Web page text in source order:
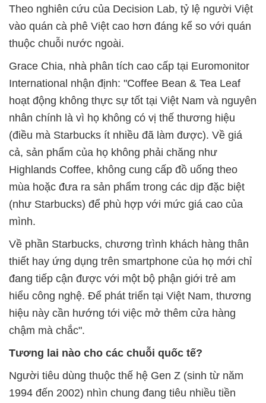
Theo nghiên cứu của Decision Lab, tỷ lệ người Việt
vào quán cà phê Việt cao hơn đáng kể so với quán
thuộc chuỗi nước ngoài.
Grace Chia, nhà phân tích cao cấp tại Euromonitor
International nhận định: "Coffee Bean & Tea Leaf
hoạt động không thực sự tốt tại Việt Nam và nguyên
nhân chính là vì họ không có vị thế thương hiệu
(điều mà Starbucks ít nhiều đã làm được). Về giá
cả, sản phẩm của họ không phải chăng như
Highlands Coffee, không cung cấp đồ uống theo
mùa hoặc đưa ra sản phẩm trong các dịp đặc biệt
(như Starbucks) để phù hợp với mức giá cao của
mình.
Về phần Starbucks, chương trình khách hàng thân
thiết hay ứng dụng trên smartphone của họ mới chỉ
đang tiếp cận được với một bộ phận giới trẻ am
hiểu công nghệ. Để phát triển tại Việt Nam, thương
hiệu này cần hướng tới việc mở thêm cửa hàng
chậm mà chắc".
Tương lai nào cho các chuỗi quốc tế?
Người tiêu dùng thuộc thế hệ Gen Z (sinh từ năm
1994 đến 2002) nhìn chung đang tiêu nhiều tiền